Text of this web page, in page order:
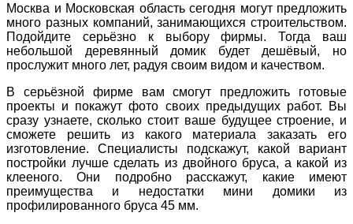
Москва и Московская область сегодня могут предложить
много разных компаний, занимающихся строительством.
Подойдите серьёзно к выбору фирмы. Тогда ваш
небольшой деревянный домик будет дешёвый, но
прослужит много лет, радуя своим видом и качеством.
В серьёзной фирме вам смогут предложить готовые
проекты и покажут фото своих предыдущих работ. Вы
сразу узнаете, сколько стоит ваше будущее строение, и
сможете решить из какого материала заказать его
изготовление. Специалисты подскажут, какой вариант
постройки лучше сделать из двойного бруса, а какой из
клееного. Они подробно расскажут, какие имеют
преимущества и недостатки мини домики из
профилированного бруса 45 мм.